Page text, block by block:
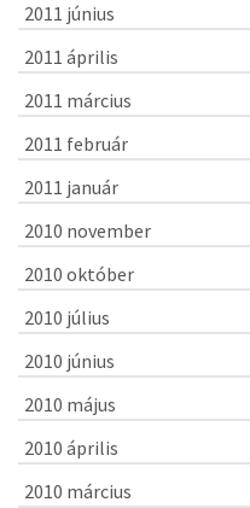
2011 június
2011 április
2011 március
2011 február
2011 január
2010 november
2010 október
2010 július
2010 június
2010 május
2010 április
2010 március